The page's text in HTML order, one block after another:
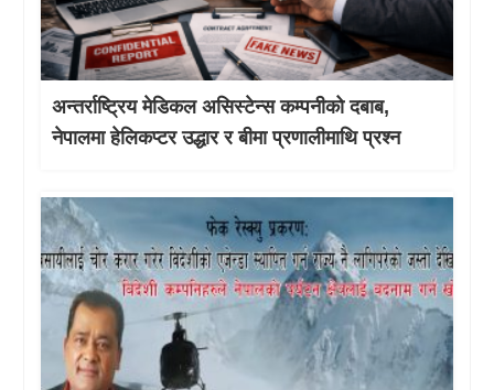
अन्तर्राष्ट्रिय मेडिकल असिस्टेन्स कम्पनीको दबाब,
नेपालमा हेलिकप्टर उद्धार र बीमा प्रणालीमाथि प्रश्न